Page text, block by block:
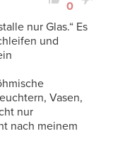
0
nur Glas.“ Es
und
Vasen,
nur
nach meinem